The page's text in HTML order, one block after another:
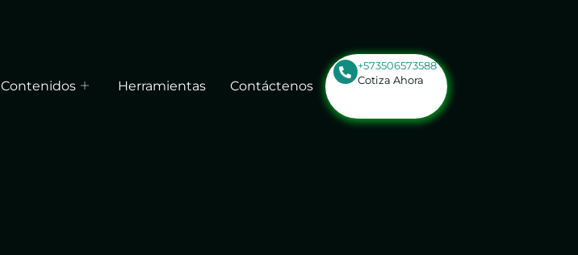
Contenidos Herramientas Contáctenos
+573506573588
Cotiza Ahora